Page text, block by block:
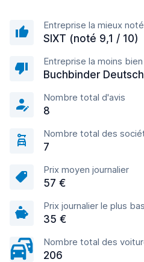
Entreprise la mieux
SIXT (noté 9,1 / 10)
Entreprise la moins
Buchbinder
Nombre total d'avis
8
Nombre total des
7
Prix moyen journalier
57 €
Prix journalier le plus bas
35 €
Nombre total des
206